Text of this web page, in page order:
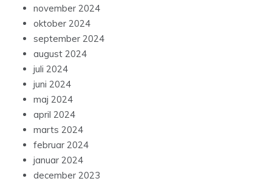
november 2024
oktober 2024
september 2024
august 2024
juli 2024
juni 2024
maj 2024
april 2024
marts 2024
februar 2024
januar 2024
december 2023